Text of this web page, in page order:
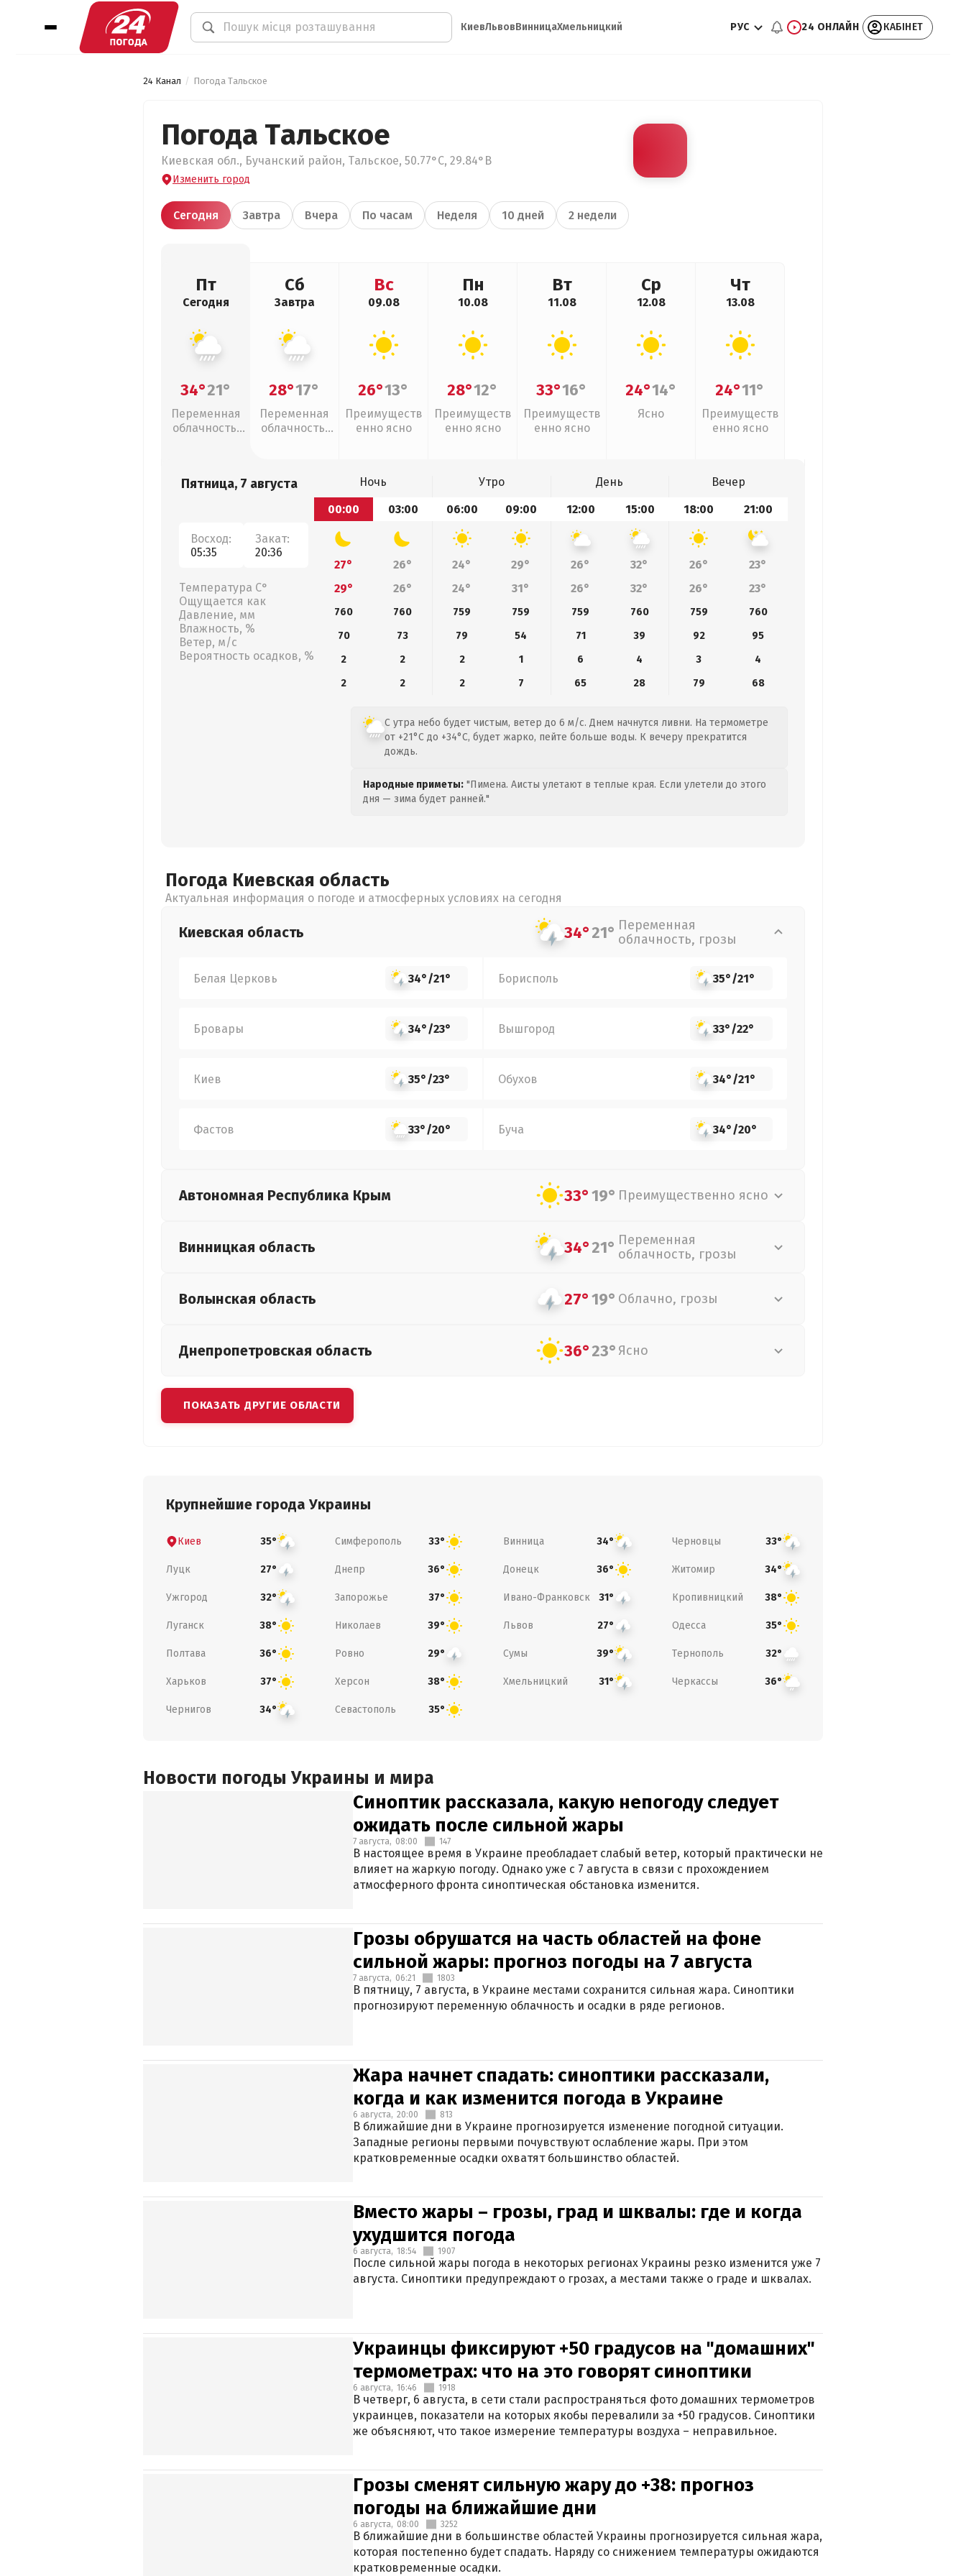
КиевЛьвовВинницаХмельницкий РУС 24 ОНЛАЙН КАБІНЕТ
24 Канал Погода Тальское
Погода Тальское
Киевская обл., Бучанский район, Тальское, 50.77°С, 29.84°В
Изменить город
Сегодня Завтра Вчера По часам Неделя 10 дней 2 недели
Пт
Сегодня
34°21°
Переменная
облачность,
Сб
Завтра
28°17°
Переменная
облачность,
Вс
09.08
26°13°
Преимуществ
енно ясно
Пн
10.08
28°12°
Преимуществ
енно ясно
Вт
11.08
33°16°
Преимуществ
енно ясно
Ср
12.08
24°14°
Ясно
Чт
13.08
24°11°
Преимуществ
енно ясно
Пятница, 7 августа
Восход:
05:35
Закат:
20:36
Температура С°
Ощущается как
Давление, мм
Влажность, %
Ветер, м/с
Вероятность осадков, %
Ночь Утро День
Вечер
00:00
03:00 06:00 09:00 12:00 15:00 18:00 21:00
27° 26° 24° 29° 26° 32° 26°
23°
29°
26° 24° 31° 26° 32° 26° 23°
760 760 759 759 759 760 759
760
70
73 79 54 71 39 92
95
2
2 2 1 6 4 3
4
2
2 2 7 65 28 79 68
С утра небо будет чистым, ветер до 6 м/с. Днем начнутся ливни. На термометре
от +21°C до +34°C, будет жарко, пейте больше воды. К вечеру прекратится
дождь.
Народные приметы: "Пимена. Аисты улетают в теплые края. Если улетели до этого
дня — зима будет ранней."
Погода Киевская область
Актуальная информация о погоде и атмосферных условиях на сегодня
Киевская область 34°21° Переменная
облачность, грозы
Белая Церковь 34°/21° Борисполь 35°/21°
Бровары 34°/23° Вышгород 33°/22°
Киев 35°/23° Обухов 34°/21°
Фастов 33°/20° Буча 34°/20°
Автономная Республика Крым 33°19° Преимущественно ясно
Винницкая область 34°21° Переменная
облачность, грозы
Волынская область 27°19° Облачно, грозы
Днепропетровская область 36°23° Ясно
ПОКАЗАТЬ ДРУГИЕ ОБЛАСТИ
Крупнейшие города Украины
Киев 35° Симферополь 33° Винница 34° Черновцы 33°
Луцк 27° Днепр 36° Донецк 36° Житомир 34°
Ужгород 32° Запорожье 37° Ивано-Франковск 31° Кропивницкий 38°
Луганск 38° Николаев 39° Львов 27° Одесса 35°
Полтава 36° Ровно 29° Сумы 39° Тернополь 32°
Харьков 37° Херсон 38° Хмельницкий 31° Черкассы 36°
Чернигов 34° Севастополь 35°
Новости погоды Украины и мира
Синоптик рассказала, какую непогоду следует
ожидать после сильной жары
7 августа, 08:00 147
В настоящее время в Украине преобладает слабый ветер, который практически не
влияет на жаркую погоду. Однако уже с 7 августа в связи с прохождением
атмосферного фронта синоптическая обстановка изменится.
Грозы обрушатся на часть областей на фоне
сильной жары: прогноз погоды на 7 августа
7 августа, 06:21 1803
В пятницу, 7 августа, в Украине местами сохранится сильная жара. Синоптики
прогнозируют переменную облачность и осадки в ряде регионов.
Жара начнет спадать: синоптики рассказали,
когда и как изменится погода в Украине
6 августа, 20:00 813
В ближайшие дни в Украине прогнозируется изменение погодной ситуации.
Западные регионы первыми почувствуют ослабление жары. При этом
кратковременные осадки охватят большинство областей.
Вместо жары – грозы, град и шквалы: где и когда
ухудшится погода
6 августа, 18:54 1907
После сильной жары погода в некоторых регионах Украины резко изменится уже 7
августа. Синоптики предупреждают о грозах, а местами также о граде и шквалах.
Украинцы фиксируют +50 градусов на "домашних"
термометрах: что на это говорят синоптики
6 августа, 16:46 1918
В четверг, 6 августа, в сети стали распространяться фото домашних термометров
украинцев, показатели на которых якобы перевалили за +50 градусов. Синоптики
же объясняют, что такое измерение температуры воздуха – неправильное.
Грозы сменят сильную жару до +38: прогноз
погоды на ближайшие дни
6 августа, 08:00 3252
В ближайшие дни в большинстве областей Украины прогнозируется сильная жара,
которая постепенно будет спадать. Наряду со снижением температуры ожидаются
кратковременные осадки.